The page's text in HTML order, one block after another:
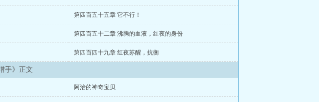
第四百五十五章 它不行！
第四百五十二章 沸腾的血液，红夜的身份
第四百四十九章 红夜苏醒，抗衡
手》正文
阿治的神奇宝贝